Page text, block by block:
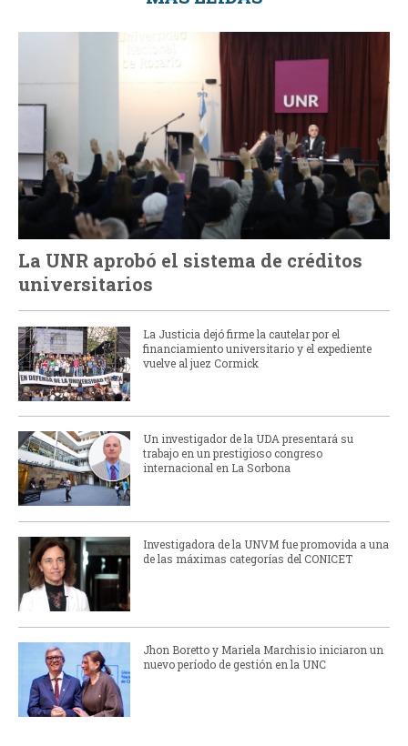
La UNR aprobó el sistema de créditos
universitarios
La Justicia dejó firme la cautelar por el
financiamiento universitario y el expediente
vuelve al juez Cormick
Un investigador de la UDA presentará su
trabajo en un prestigioso congreso
internacional en La Sorbona
Investigadora de la UNVM fue promovida a una
de las máximas categorías del CONICET
Jhon Boretto y Mariela Marchisio iniciaron un
nuevo período de gestión en la UNC